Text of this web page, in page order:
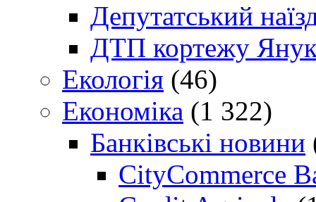
Депутатський
ДТП кортежу
Екологія (46)
Економіка (1 322)
Банківські новини
CityCommerce